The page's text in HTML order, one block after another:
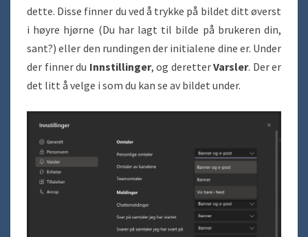
dette. Disse finner du ved å trykke på bildet ditt øverst
i høyre hjørne (Du har lagt til bilde på brukeren din,
sant?) eller den rundingen der initialene dine er. Under
der finner du Innstillinger, og deretterVarsler. Der er
det litt å velge i som du kan se av bildet under.